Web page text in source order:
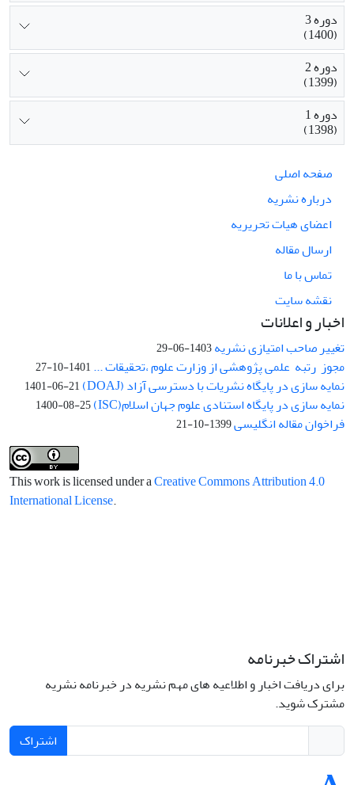
دوره 3
(1400)
دوره 2
(1399)
دوره 1
(1398)
صفحه اصلی
درباره نشریه
اعضای هیات تحریریه
ارسال مقاله
تماس با ما
نقشه سایت
اخبار و اعلانات
تغییر صاحب امتیازی نشریه1403-06-29
مجوز رتبه علمی پژوهشی از وزارت علوم ،تحقیقات ...1401-10-27
نمایه سازی در پایگاه نشریات با دسترسی آزاد (DOAJ) 1401-06-21
نمایه سازی در پایگاه استنادی علوم جهان اسلام(ISC) 1400-08-25
فراخوان مقاله انگلیسی1399-10-21
This work is licensed under aCreative Commons Attribution 4.0
International License.
اشتراک خبرنامه
برای دریافت اخبار و اطلاعیه های مهم نشریه در خبرنامه نشریه
مشترک شوید.
اشتراک